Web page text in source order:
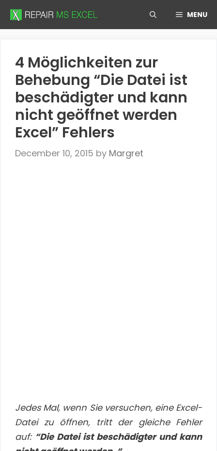
Skip
MENU
4 Möglichkeiten zur
Behebung “Die Datei ist
beschädigter und kann
nicht geöffnet werden
Excel” Fehlers
December 10, 2015 by Margret
Jedes Mal, wenn Sie versuchen, eine Excel-
Datei zu öffnen, tritt der gleiche Fehler
auf: “Die Datei ist beschädigter und kann